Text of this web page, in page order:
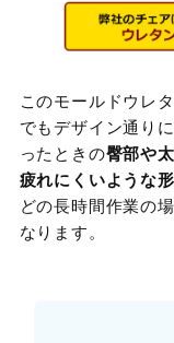
このモールドウレ
でもデザイン通り
ったときの臀部や
疲れにくいような
どの長時間作業の
なります。